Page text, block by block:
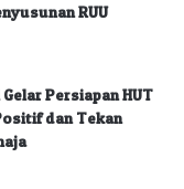
RUU
Persiapan HUT
dan Tekan